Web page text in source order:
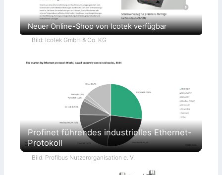
Neuer Online-Shop von Icotek verfügbar
Bild: Icotek GmbH & Co. KG
Profinet führendes industrielles Ethernet-
Protokoll
Bild: Profibus Nutzerorganisation e. V.